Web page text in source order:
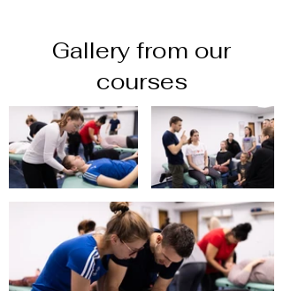
Gallery from our
courses